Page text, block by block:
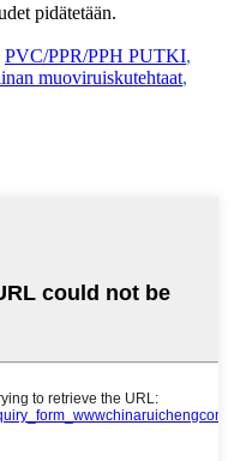
pidätetään.
PVC/PPR/PPH PUTKI,
muoviruiskutehtaat,